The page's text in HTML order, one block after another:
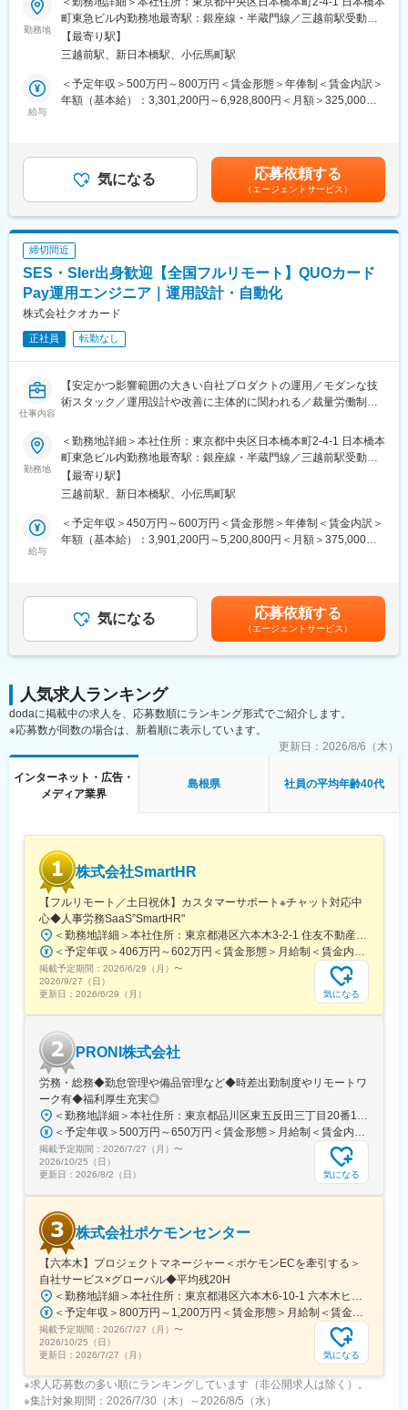
■当社について：
当社は、「テクノロジーの力で人々の健康寿命を延ばす」ことを
す。
ンライン医局”として多くの医師に活用されています。
コミュニティを通じて、医師は他の専門領域の知見を得たり、診
良い医療を届けることにつながっています。単なる情報共有にと
どまらず、医師同士の相互支援を通じて臨床力とモチベーション
を高める仕組みを提供している点が、当社サービスの大きな強み
となっています。
変更の範囲：会社の定める業務
QUOカードPayや関連システムの開発担当の募集です。
内製化が完了し、加盟店数、アプリ会員数ともに好調に推移する
中で、今後もユーザーのニーズに応えられるよう機能追加や改善
を加速させるため増員採用です。
■業務内容
プロダクト毎にチームを作っています。現在は2週間スプリントの
スクラムを実施しています。
申請などの事務手続きはラボ専属の事務担当が担うことで、エン
■開発環境
・言語/フレームワーク：サーバーサイドKotlin /Spring Boot /jOOQ
/ReactJS/TypeScript /OpenAPI
・インフラ：AWS (ECS,Fargate,Aurora,RDS,ALB）/Terraform
・DB：Aurora PostgreSQL
・監視：Datadog /Sentry
・プロジェクト管理：Jira/ Backlog
＜魅力＞
■働き方
フルリモート・裁量労働制のため、状況に合わせて調整しながら
ど中抜けも可能です。
要件定義～設計・実装・デプロイ・監視・運用まで一貫して担当
でき、ビジネス側と直接やり取りして最適解を提案・実行できま
2週間のスクラムを採用。短いフィードバックループで、ユーザー
のフィードバックを早くプロダクトに反映することを意識してい
ます。
変更の範囲：会社の定める業務
勤務地
町東急ビル内勤務地最寄駅：銀座線・半蔵門線／三越前駅受動喫
煙対策：屋内全面禁煙変更の範囲：会社の定める事業所（リモー
トワーク含む）
【最寄り駅】
三越前駅、新日本橋駅、小伝馬町駅
給与
＜予定年収＞500万円～800万円＜賃金形態＞年俸制＜賃金内訳＞
年額（基本給）：3,301,200円～6,928,800円＜月額＞325,000円
49,900円～88,600円を支給※裁量労働制のため固定残業時間を超
過した分の追加支給はありません。※休日・深夜手当：土日や夜間
に勤務が発生した場合は、別途手当を支給します。賃金はあくま
でも目安の金額であり、選考を通じて上下する可能性がありま
す。月給(月額)は固定手当を含めた表記です。
気になる 応募依頼する
（エージェントサービス）
締切間近
SES・SIer出身歓迎【全国フルリモート】QUOカード
Pay運用エンジニア｜運用設計・自動化
株式会社クオカード
正社員 転勤なし
仕事内容
【安定かつ影響範囲の大きい自社プロダクトの運用／モダンな技
術スタック／運用設計や改善に主体的に関われる／裁量労働制】
▼参考ブログ：
・仕事内容や働き方について
https://quo-digital.hatenablog.com/entry/2026/05/25/173622
・Terraform未経験の運用エンジニアが、Claude Codeを活用して
インフラ構築した話
https://quo-digital.hatenablog.com/entry/2026/02/05/144740
上記に加え、改善提案や新規開発に伴う運用設計など主体的に推
進し、開発・インフラ・QA・UI/UX等の他チームと連携して業務
・障害対応の1次対応のアウトソース
・運用設計
・システム連携先や社内他部署からの問い合わせ対応
■夜間・休日対応
アラート検知はMSPにアウトソースしており定常的な夜勤はあり
す。各月対応する順番が定められていて、1番目に担当している方
が対応できない場合は2番目以降のメンバーへ連絡が行く体制を取
っています。
※前年度の夜間・休日対応は年間19件。
■システム環境
・DB：Aurora PostgreSQL
・インフラ：AWS
・ドキュメント管理：Google Workspace /Microsoft 365
・プロジェクト管理：Backlog /Jira
・コミュニケーション：Slack
・生成AI：Claude/Gemini/ChatGPT
・パスワードマネージャー：1Password
■組織構成
エンジニア、デザイナー合わせて42名程が在籍。運用チームは現
在7名が在籍。
フルリモート・裁量労働制で、状況に合わせて調整しながら勤務
可能。
変更の範囲：会社の定める業務
勤務地
＜勤務地詳細＞本社住所：東京都中央区日本橋本町2-4-1 日本橋本
町東急ビル内勤務地最寄駅：銀座線・半蔵門線／三越前駅受動喫
煙対策：屋内全面禁煙変更の範囲：会社の定める事業所（リモー
トワーク含む）
【最寄り駅】
三越前駅、新日本橋駅、小伝馬町駅
給与
＜予定年収＞450万円～600万円＜賃金形態＞年俸制＜賃金内訳＞
年額（基本給）：3,901,200円～5,200,800円＜月額＞375,000円
残業時間を超過した分の追加支給はありませんが、実際の残業は
平均月10時間程度となっています。休日・深夜手当：土日や夜間
に勤務が発生した場合は、別途手当を支給します。賃金はあくま
でも目安の金額であり、選考を通じて上下する可能性がありま
気になる 応募依頼する
（エージェントサービス）
人気求人ランキング
dodaに掲載中の求人を、応募数順にランキング形式でご紹介します。
※応募数が同数の場合は、新着順に表示しています。
更新日： 2026/8/6（木）
インターネット・広告・
メディア業界
島根県 社員の平均年齢40代
株式会社SmartHR
【フルリモート／土日祝休】カスタマーサポート※チャット対応中
心◆人事労務SaaS”SmartHR"
＜勤務地詳細＞本社住所：東京都港区六本木3-2-1 住友不動産六本木グランドタワー勤務地最寄駅：東京メトロ南北線／六本木一丁目駅受動喫煙対策：屋内全面禁煙変更の範囲：会社の定める事業所（リモートワーク含む）
＜予定年収＞406万円～602万円＜賃金形態＞月給制＜賃金内訳＞月額（基本給）：212,480円～315,200円その他固定手当/月：5,000円固定残業手当/月：77,520円～114,800円（固定残業時間45時間0分/月）超過した時間外労働の残業手当は追加支給＜月給＞295,000円～435,000円（一律手当を含む）＜昇給有無＞有＜残業手当＞有賃金はあくまでも目安の金額であり、選考を通じて上下する可能性があります。月給(月額)は固定手当を含めた表記です。
掲載予定期間： 2026/6/29（月） 〜
2026/9/27（日）
更新日： 2026/6/29（月） 気になる
PRONI株式会社
労務・総務◆勤怠管理や備品管理など◆時差出勤制度やリモートワ
ーク有◆福利厚生充実◎
＜勤務地詳細＞本社住所：東京都品川区東五反田三丁目20番14号 住友不動産高輪パークタワー12F・18F勤務地最寄駅：JR線・都営浅草線・東急池上線／五反田駅受動喫煙対策：屋内喫煙可能場所あり変更の範囲：会社の定める事業所（リモートワーク含む）
＜予定年収＞500万円～650万円＜賃金形態＞月給制＜賃金内訳＞月額（基本給）：317,771円～413,102円固定残業手当/月：98,896円～128,565円（固定残業時間40時間0分/月）超過した時間外労働の残業手当は追加支給＜月給＞416,667円～541,667円（一律手当を含む）＜昇給有無＞有＜残業手当＞有＜給与補足＞経験・スキルに応じて決定成果に応じた個人賞与制度あり（半期ごと）賃金はあくまでも目安の金額であり、選考を通じて上下する可能性があります。月給(月額)は固定手当を含めた表記です。
掲載予定期間： 2026/7/27（月） 〜
2026/10/25（日）
更新日： 2026/8/2（日） 気になる
株式会社ポケモンセンター
【六本木】プロジェクトマネージャー＜ポケモンECを牽引する＞
自社サービス×グローバル◆平均残20H
＜勤務地詳細＞本社住所：東京都港区六本木6-10-1 六本木ヒルズ森タワー47F受動喫煙対策：屋内全面禁煙変更の範囲：会社の定める事業所（リモートワーク含む）
＜予定年収＞800万円～1,200万円＜賃金形態＞月給制＜賃金内訳＞月額（基本給）：598,822円～837,000円固定残業手当/月：109,011円～163,480円（固定残業時間25時間0分/月）超過した時間外労働の残業手当は追加支給＜月給＞707,833円～1,000,480円（一律手当を含む）＜昇給有無＞有＜残業手当＞有賃金はあくまでも目安の金額であり、選考を通じて上下する可能性があります。月給(月額)は固定手当を含めた表記です。
掲載予定期間： 2026/7/27（月） 〜
2026/10/25（日）
更新日： 2026/7/27（月） 気になる
※求人応募数の多い順にランキングしています（非公開求人は除く）。
※集計対象期間：2026/7/30（木）～2026/8/5（水）